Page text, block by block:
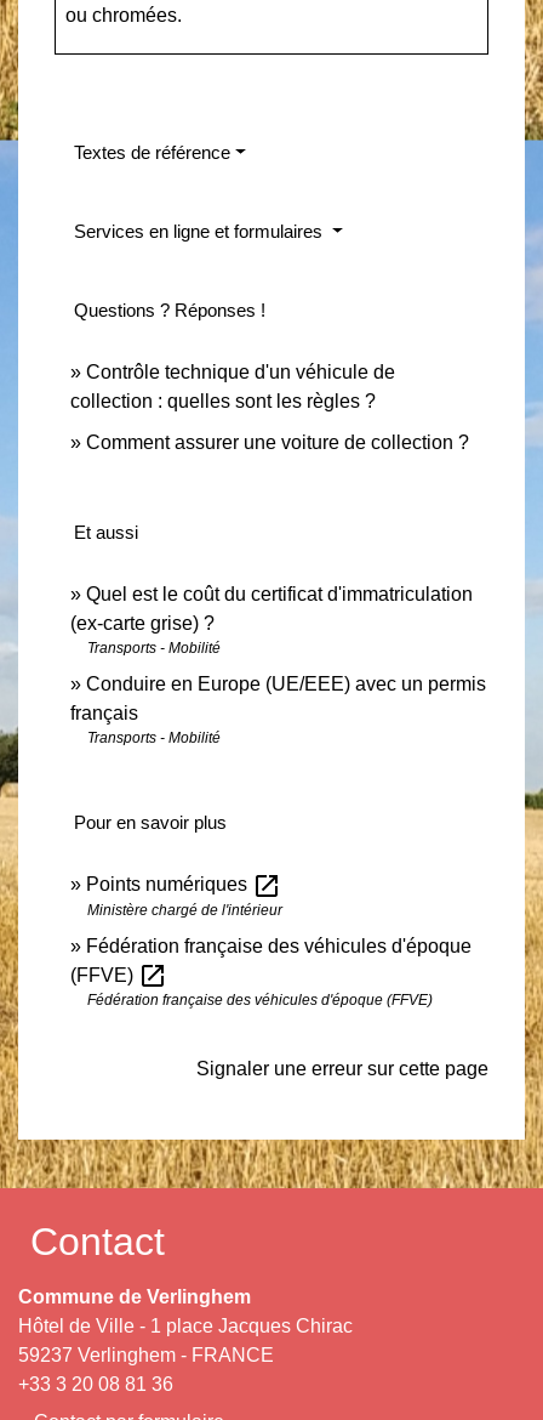
ou chromées.
Textes de référence
Services en ligne et formulaires
Questions ? Réponses !
Contrôle technique d'un véhicule de
collection : quelles sont les règles ?
Comment assurer une voiture de collection ?
Et aussi
Quel est le coût du certificat d'immatriculation
(ex-carte grise) ?
Transports - Mobilité
Conduire en Europe (UE/EEE) avec un permis
français
Transports - Mobilité
Pour en savoir plus
Points numériques open_in_new
Ministère chargé de l'intérieur
Fédération française des véhicules d'époque
(FFVE) open_in_new
Fédération française des véhicules d'époque (FFVE)
Signaler une erreur sur cette page
Contact
Commune de Verlinghem
Hôtel de Ville - 1 place Jacques Chirac
59237 Verlinghem - FRANCE
+33 3 20 08 81 36